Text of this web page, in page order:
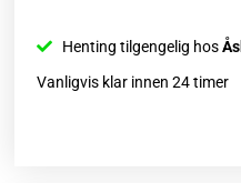
Henting tilgengelig hos
Vanligvis klar innen 24 timer